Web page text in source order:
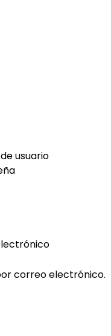
usuario
correo electrónico.